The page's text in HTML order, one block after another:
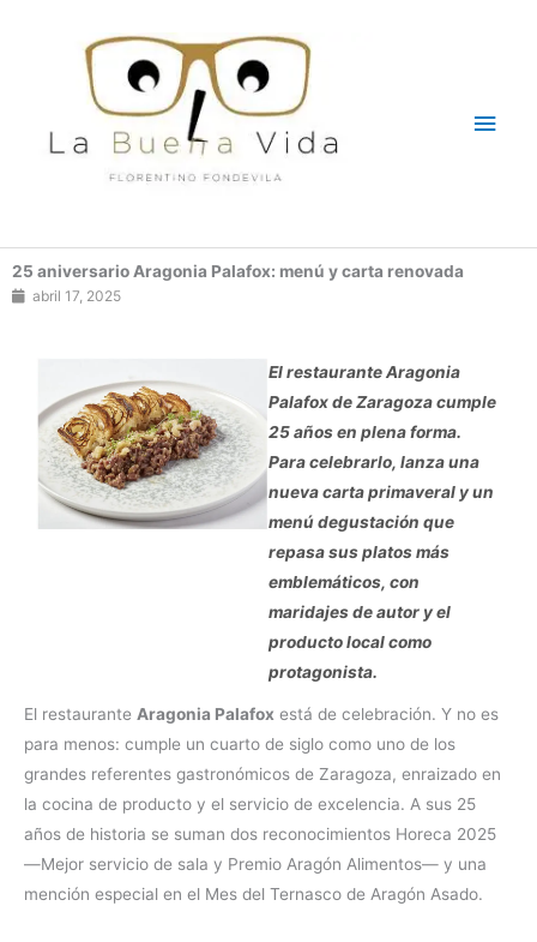
25 aniversario Aragonia Palafox: menú y carta renovada
abril 17, 2025
El restaurante Aragonia
Palafox de Zaragoza cumple
25 años en plena forma.
Para celebrarlo, lanza una
nueva carta primaveral y un
menú degustación que
repasa sus platos más
emblemáticos, con
maridajes de autor y el
producto local como
protagonista.
El restaurante Aragonia Palafox está de celebración. Y no es
para menos: cumple un cuarto de siglo como uno de los
grandes referentes gastronómicos de Zaragoza, enraizado en
la cocina de producto y el servicio de excelencia. A sus 25
años de historia se suman dos reconocimientos Horeca 2025
—Mejor servicio de sala y Premio Aragón Alimentos— y una
mención especial en el Mes del Ternasco de Aragón Asado.